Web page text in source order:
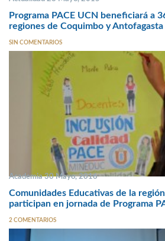
Programa PACE UCN beneficiará a
regiones de Coquimbo y Antofagasta
SIN COMENTARIOS
Academia 30 Mayo, 2016
Comunidades Educativas de la
participan en jornada de Programa
2 COMENTARIOS